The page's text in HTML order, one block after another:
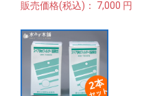
販売価格(税込)：
7,000 円